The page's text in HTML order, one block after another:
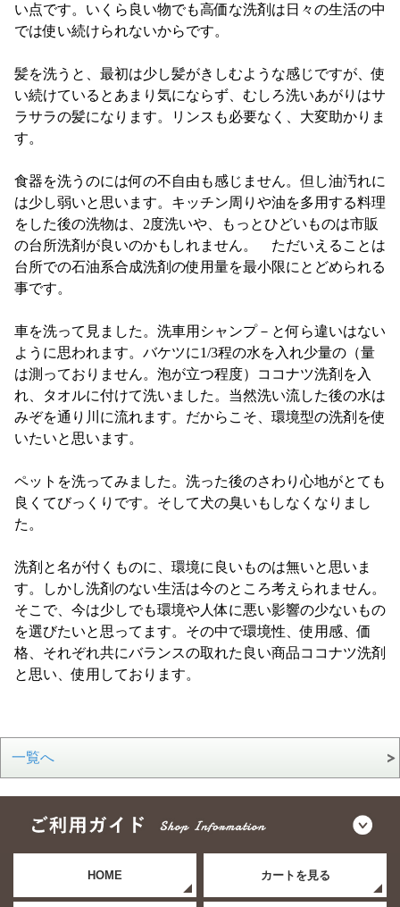
い点です。いくら良い物でも高価な洗剤は日々の生活の中
では使い続けられないからです。
髪を洗うと、最初は少し髪がきしむような感じですが、使
い続けているとあまり気にならず、むしろ洗いあがりはサ
ラサラの髪になります。リンスも必要なく、大変助かりま
す。
食器を洗うのには何の不自由も感じません。但し油汚れに
は少し弱いと思います。キッチン周りや油を多用する料理
をした後の洗物は、2度洗いや、もっとひどいものは市販
の台所洗剤が良いのかもしれません。 ただいえることは
台所での石油系合成洗剤の使用量を最小限にとどめられる
事です。
車を洗って見ました。洗車用シャンプ－と何ら違いはない
ように思われます。バケツに1/3程の水を入れ少量の（量
は測っておりません。泡が立つ程度）ココナツ洗剤を入
れ、タオルに付けて洗いました。当然洗い流した後の水は
みぞを通り川に流れます。だからこそ、環境型の洗剤を使
いたいと思います。
ペットを洗ってみました。洗った後のさわり心地がとても
良くてびっくりです。そして犬の臭いもしなくなりまし
た。
洗剤と名が付くものに、環境に良いものは無いと思いま
す。しかし洗剤のない生活は今のところ考えられません。
そこで、今は少しでも環境や人体に悪い影響の少ないもの
を選びたいと思ってます。その中で環境性、使用感、価
格、それぞれ共にバランスの取れた良い商品ココナツ洗剤
と思い、使用しております。
一覧へ
HOME カートを見る